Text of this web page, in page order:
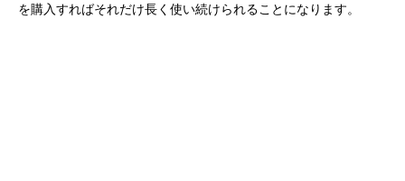
を購入すればそれだけ長く使い続けられることになります。